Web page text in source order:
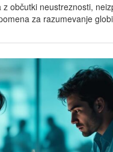
občutki neustreznosti,
za razumevanje